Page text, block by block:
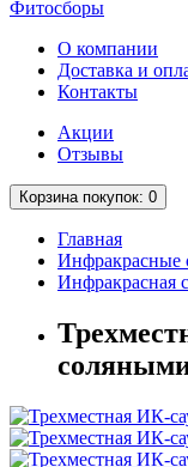
Фитосборы
О компании
Доставка и
Контакты
Акции
Отзывы
Корзинапокупок: 0
Главная
Инфракрасные
Инфракрасная